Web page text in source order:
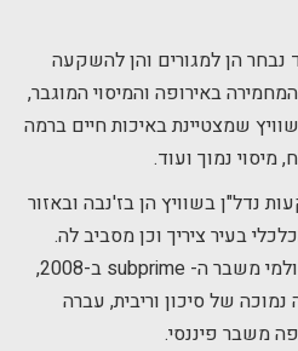
נבחר הן למגורים והן להשקעה
באירופה והמיסוי המוגבר,
שמצטיינת באיכות חיים ברמה
מיסוי נמוך ועוד.
נדל"ן בשוויץ הן בז'נבה ובאזור
בעיר ציריך וכן מסביב לה.
בעקבות המשבר הפיננסי העולמי משבר ה- subprime ב-2008,
של סיכון וריבית, עברה
משבר פיננסי.